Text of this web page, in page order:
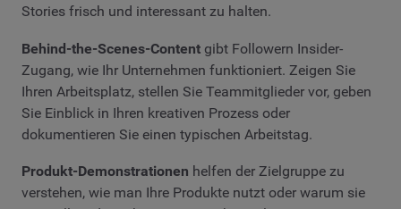
Stories frisch und interessant zu halten.
Behind-the-Scenes-Content gibt Followern Insider-
Zugang, wie Ihr Unternehmen funktioniert. Zeigen Sie
Ihren Arbeitsplatz, stellen Sie Teammitglieder vor, geben
Sie Einblick in Ihren kreativen Prozess oder
dokumentieren Sie einen typischen Arbeitstag.
Produkt-Demonstrationen helfen der Zielgruppe zu
verstehen, wie man Ihre Produkte nutzt oder warum sie